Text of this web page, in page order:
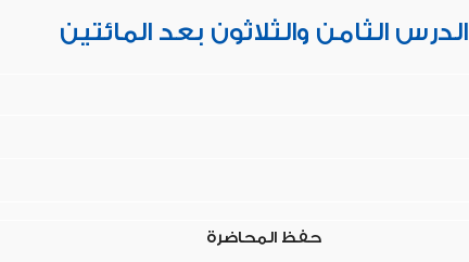
الدرس الثامن والثلاثون بعد المائتين
حفظ المحاضرة